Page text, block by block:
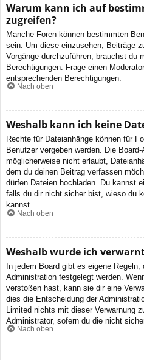
Warum kann ich auf
zugreifen?
Manche Foren können bestimmten
sein. Um diese einzusehen, Beiträge
Vorgänge durchzuführen, brauchst du
Berechtigungen. Frage einen
entsprechenden Berechtigungen.
Nach oben
Weshalb kann ich keine
Rechte für Dateianhänge können für
Benutzer vergeben werden. Die
möglicherweise nicht erlaubt,
dem du deinen Beitrag verfassen
dürfen Dateien hochladen. Du kannst
falls du dir nicht sicher bist, wieso du
kannst.
Nach oben
Weshalb wurde ich
In jedem Board gibt es eigene
Administration festgelegt werden.
verstoßen hast, kann sie dir eine
dies die Entscheidung der
Limited nichts mit dieser Verwarnung
Administrator, sofern du die nicht
Nach oben